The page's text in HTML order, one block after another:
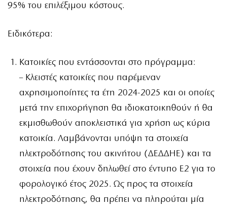
95% του επιλέξιμου κόστους.
Ειδικότερα:
Κατοικίες που εντάσσονται στο πρόγραμμα:
– Κλειστές κατοικίες που παρέμεναν
αχρησιμοποίητες τα έτη 2024-2025 και οι οποίες
μετά την επιχορήγηση θα ιδιοκατοικηθούν ή θα
εκμισθωθούν αποκλειστικά για χρήση ως κύρια
κατοικία. Λαμβάνονται υπόψη τα στοιχεία
ηλεκτροδότησης του ακινήτου (ΔΕΔΔΗΕ) και τα
στοιχεία που έχουν δηλωθεί στο έντυπο Ε2 για το
φορολογικό έτος 2025. Ως προς τα στοιχεία
ηλεκτροδότησης, θα πρέπει να πληρούται μία